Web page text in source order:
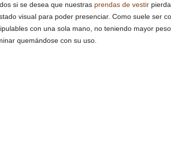
si se desea que nuestras prendas de vestir
visual para poder presenciar. Como suele ser
con una sola mano, no teniendo mayor
quemándose con su uso.